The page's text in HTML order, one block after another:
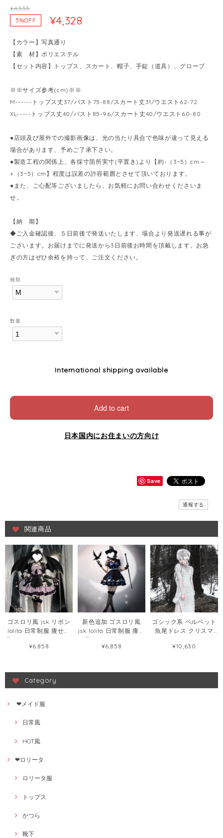
¥4,555
5%OFF
¥4,328
【カラー】写真通り
【素 材】ポリエステル
【セット内容】トップス、スカート、帽子、手錠（道具）、グローブ
※※サイズ参考(cm)※※
M------トップス丈37/バスト75-88/スカート丈31/ウエスト62-72
XL-----トップス丈40/バスト85-96/スカート丈40/ウエスト60-80
●店頭及び屋外での撮影画像は、光の当たり具合で色味が違って見える
場合があります、予めご了承下さい。
●製造工程の関係上、各採寸箇所実寸(平置き)より【約-（3~5）cm～
+（3~5）cm】程度は誤差の許容範囲とさせて頂いております。
●また、ご心配等ございましたら、お気軽にお問い合わせくださいま
せ。
【納 期】
◆ご入金確認後、５日前後で発送いたします、場合より発送遅れる事が
ございます。お届けまでに発送から3日前後お時間を頂戴します。お急
ぎの方はぜひ余裕を持って、ご注文ください。
種類
数量
International shipping available
Add to cart
日本国内にお住まいの方向け
Save
通報する
関連商品
ゴスロリ風 jsk リボン
lolita 日常制服 痩せて
見える リボン ロリータ
ワンピース57268065
¥6,858
新色追加 ゴスロリ風
jsk lolita 日常制服 痩せ
て見える ボウタイ ロリ
ータワンピース
¥6,858
ゴシック系 ベルベット
魚尾ドレス クリスマ
ス・ハロウィン ワンピ
ース125659284
¥10,630
Category
❤メイド服
日常風
HOT風
❤ロリータ
ロリータ服
トップス
かつら
靴下